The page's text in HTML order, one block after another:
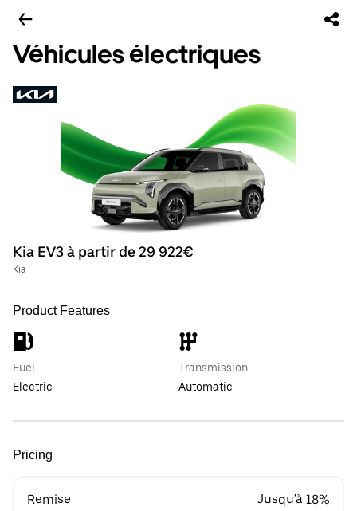
Véhicules électriques
Kia EV3 à partir de 29 922€
Kia
Product Features
Fuel
Electric
Transmission
Automatic
Pricing
Remise Jusqu'à 18%